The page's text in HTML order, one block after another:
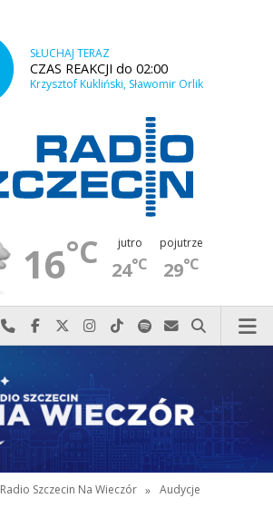
SŁUCHAJ TERAZ
CZAS REAKCJI do 02:00
Krzysztof Kukliński, Sławomir Orlik
16°C jutro
24°C
pojutrze
29°C
Najlepiej po prostu do nas zadzwoń
Odwiedź nas na Facebook-u
Odwiedź nas na X
Odwiedź nas na Instagram-ie
Odwiedź nas na TikTok-u
Szukaj nas na Spotify
Wyślij do nas
Szukaj
Radio Szczecin Na Wieczór » Audycje